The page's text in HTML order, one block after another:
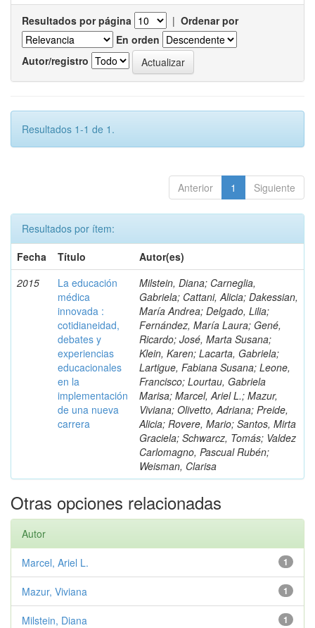
Resultados por página | Ordenar por
En orden
Autor/registro
Resultados 1-1 de 1.
Anterior 1 Siguiente
Resultados por ítem:
Fecha
Título
Autor(es)
2015
La educación
médica
innovada :
cotidianeidad,
debates y
experiencias
educacionales
en la
implementación
de una nueva
carrera
Milstein, Diana; Carneglia,
Gabriela; Cattani, Alicia; Dakessian,
María Andrea; Delgado, Lilia;
Fernández, María Laura; Gené,
Ricardo; José, Marta Susana;
Klein, Karen; Lacarta, Gabriela;
Lartigue, Fabiana Susana; Leone,
Francisco; Lourtau, Gabriela
Marisa; Marcel, Ariel L.; Mazur,
Viviana; Olivetto, Adriana; Preide,
Alicia; Rovere, Mario; Santos, Mirta
Graciela; Schwarcz, Tomás; Valdez
Carlomagno, Pascual Rubén;
Weisman, Clarisa
Otras opciones relacionadas
Autor
1
Marcel, Ariel L.
1
Mazur, Viviana
1
Milstein, Diana